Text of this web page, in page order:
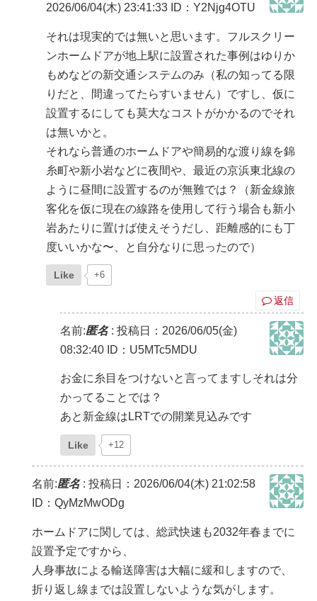
2026/06/04(木) 23:41:33 ID：Y2Njg4OTU
それは現実的では無いと思います。フルスクリー
ンホームドアが地上駅に設置された事例はゆりか
もめなどの新交通システムのみ（私の知ってる限
りだと、間違ってたらすいません）ですし、仮に
設置するにしても莫大なコストがかかるのでそれ
は無いかと。
それなら普通のホームドアや簡易的な渡り線を錦
糸町や新小岩などに夜間や、最近の京浜東北線の
ように昼間に設置するのが無難では？（新金線旅
客化を仮に現在の線路を使用して行う場合も新小
岩あたりに置けば使えそうだし、距離感的にも丁
度いいかな〜、と自分なりに思ったので）
Like +6
返信
名前:匿名: 投稿日：2026/06/05(金)
08:32:40 ID：U5MTc5MDU
お金に糸目をつけないと言ってますしそれは分
かってることでは？
あと新金線はLRTでの開業見込みです
Like +12
名前:匿名: 投稿日：2026/06/04(木) 21:02:58
ID：QyMzMwODg
ホームドアに関しては、総武快速も2032年春までに
設置予定ですから、
人身事故による輸送障害は大幅に緩和しますので、
折り返し線までは設置しないような気がします。